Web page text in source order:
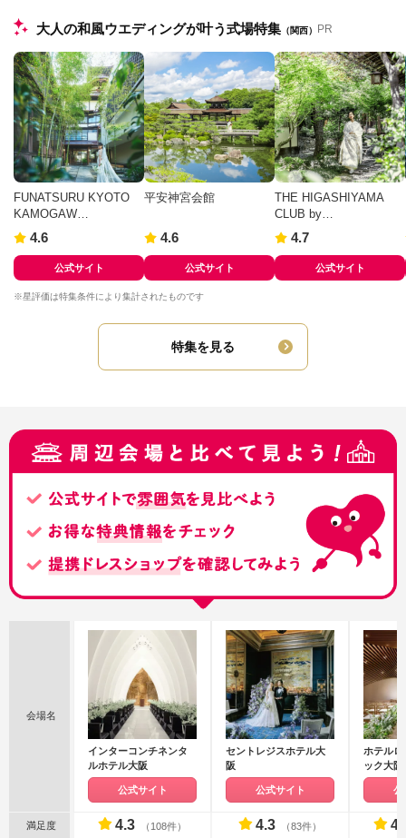
大人の和風ウエディングが叶う式場特集 （関西） PR
FUNATSURU KYOTO
KAMOGAW…
4.6
公式サイト
平安神宮会館
4.6
公式サイト
THE HIGASHIYAMA
CLUB by…
4.7
公式サイト
※星評価は特集条件により集計されたものです
特集を見る
会場名
インターコンチネンタ
ルホテル大阪
公式サイト
セントレジスホテル大
阪
公式サイト
ホテル
ック大阪
公
満足度 4.3 （108件） 4.3 （83件）